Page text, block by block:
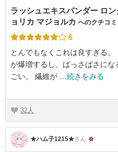
ラッシュエキスパンダー ロ
ョリカ マジョルカ へのクチコミ
6
とんでもなくこれは良すぎる。
が爆増するし、ばっさばさにな
ごい。 繊維が …続きをみる
32
★ハム子1215★さん